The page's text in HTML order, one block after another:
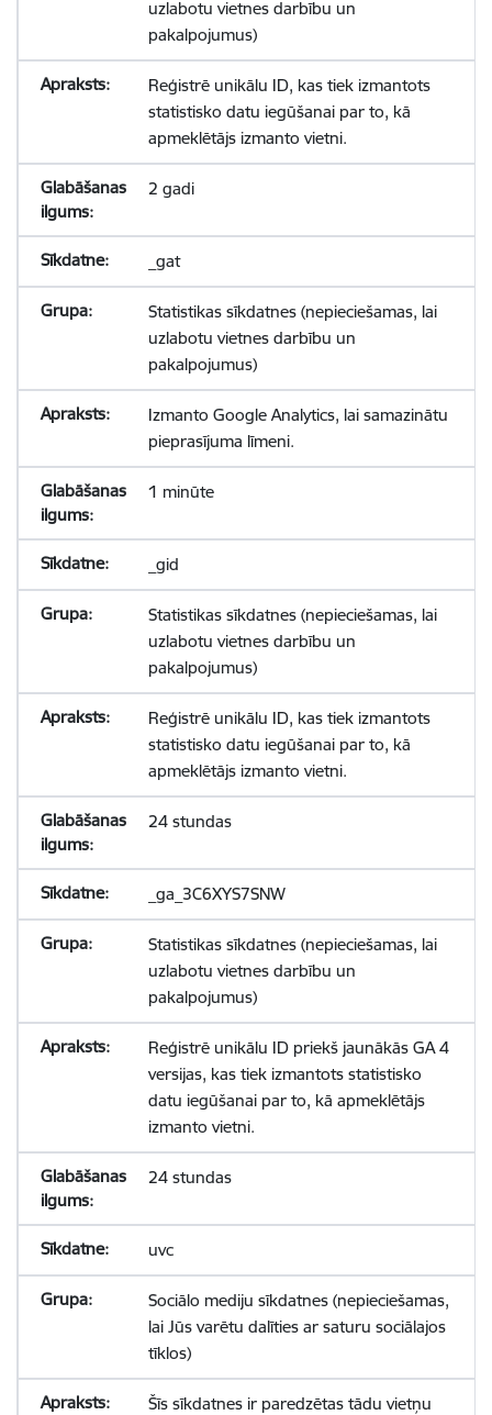
uzlabotu vietnes darbību un
pakalpojumus)
Reģistrē unikālu ID, kas tiek izmantots
statistisko datu iegūšanai par to, kā
apmeklētājs izmanto vietni.
2 gadi
_gat
Statistikas sīkdatnes (nepieciešamas, lai
uzlabotu vietnes darbību un
pakalpojumus)
Izmanto Google Analytics, lai samazinātu
pieprasījuma līmeni.
1 minūte
_gid
Statistikas sīkdatnes (nepieciešamas, lai
uzlabotu vietnes darbību un
pakalpojumus)
Reģistrē unikālu ID, kas tiek izmantots
statistisko datu iegūšanai par to, kā
apmeklētājs izmanto vietni.
24 stundas
_ga_3C6XYS7SNW
Statistikas sīkdatnes (nepieciešamas, lai
uzlabotu vietnes darbību un
pakalpojumus)
Reģistrē unikālu ID priekš jaunākās GA 4
versijas, kas tiek izmantots statistisko
datu iegūšanai par to, kā apmeklētājs
izmanto vietni.
24 stundas
uvc
Sociālo mediju sīkdatnes (nepieciešamas,
lai Jūs varētu dalīties ar saturu sociālajos
tīklos)
Šīs sīkdatnes ir paredzētas tādu vietņu